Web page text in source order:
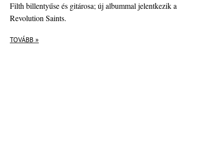
Filth billentyűse és gitárosa; új albummal jelentkezik a
Revolution Saints.
TOVÁBB »